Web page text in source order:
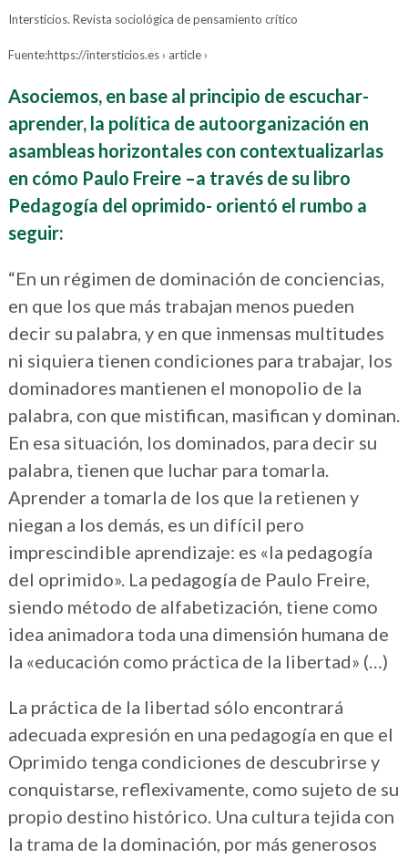
Intersticios. Revista sociológica de pensamiento crítico
Fuente:https://intersticios.es › article ›
Asociemos, en base al principio de escuchar-
aprender, la política de autoorganización en
asambleas horizontales con contextualizarlas
en cómo Paulo Freire –a través de su libro
Pedagogía del oprimido- orientó el rumbo a
seguir:
“En un régimen de dominación de conciencias,
en que los que más trabajan menos pueden
decir su palabra, y en que inmensas multitudes
ni siquiera tienen condiciones para trabajar, los
dominadores mantienen el monopolio de la
palabra, con que mistifican, masifican y dominan.
En esa situación, los dominados, para decir su
palabra, tienen que luchar para tomarla.
Aprender a tomarla de los que la retienen y
niegan a los demás, es un difícil pero
imprescindible aprendizaje: es «la pedagogía
del oprimido». La pedagogía de Paulo Freire,
siendo método de alfabetización, tiene como
idea animadora toda una dimensión humana de
la «educación como práctica de la libertad» (…)
La práctica de la libertad sólo encontrará
adecuada expresión en una pedagogía en que el
Oprimido tenga condiciones de descubrirse y
conquistarse, reflexivamente, como sujeto de su
propio destino histórico. Una cultura tejida con
la trama de la dominación, por más generosos